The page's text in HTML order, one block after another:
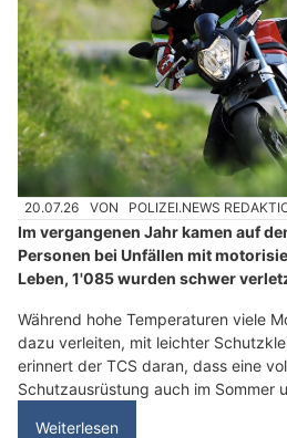
20.07.26 VON POLIZEI.NEWS
Im vergangenen Jahr kamen auf
Personen bei Unfällen mit
Leben, 1'085 wurden schwer
Während hohe Temperaturen viele
dazu verleiten, mit leichter
erinnert der TCS daran, dass eine
Schutzausrüstung auch im Sommer
Weiterlesen